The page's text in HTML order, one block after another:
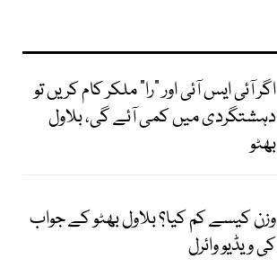
اگر آئی ایس آئی اور "را" ملکر کام کریں تو
دہشتگردی میں کمی آئے گی، بلاول
بھٹو
وزن کیسے کم کیا؟ بلاول بھٹو کے جواب
کی ویڈیو وائرل